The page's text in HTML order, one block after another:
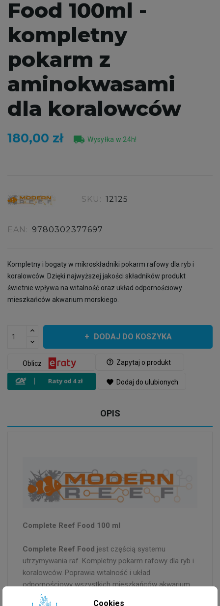
Food 100ml -
kompletny
pokarm z
aminokwasami
dla koralowców
180,00 zł local_shipping Wysyłka w 24h!
SKU: 12125
EAN: 9780302377697
Kompletny i bogaty w mikroskładniki pokarm rafowy dla ryb i
koralowców. Dzięki najwyższej jakości składników produkt
świetnie wpływa na witalność oraz układ odpornościowy
mieszkańców akwarium morskiego.
DODAJ DO KOSZYKA
help_outline Zapytaj o produkt
Oblicz
favorite Dodaj do ulubionych
OPIS
Complete Reef Food 100 ml
Complete Reef Food jest częścią systemu
utrzymywania raf. Kompletny pokarm rafowy dla ryb i
koralowców. Poprawia witalność i układ
odpornościowy wszystkich mieszkańców akwarium
morskiego.
Cookies